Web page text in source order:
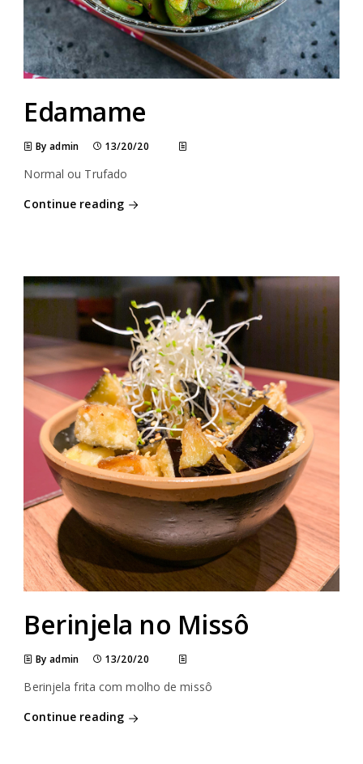
Edamame
By admin 13/20/20
Normal ou Trufado
Continue reading
Berinjela no Missô
By admin 13/20/20
Berinjela frita com molho de missô
Continue reading